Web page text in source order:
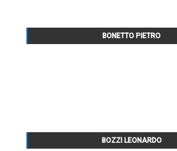
BONETTO PIETRO
BOZZI LEONARDO